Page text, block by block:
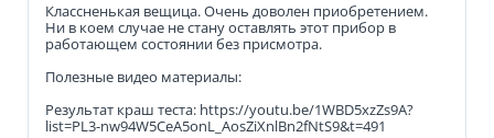
Классненькая вещица. Очень доволен приобретением.
Ни в коем случае не стану оставлять этот прибор в
работающем состоянии без присмотра.
Полезные видео материалы:
Результат краш теста: https://youtu.be/1WBD5xzZs9A?
list=PL3-nw94W5CeA5onL_AosZiXnlBn2fNtS9&t=491